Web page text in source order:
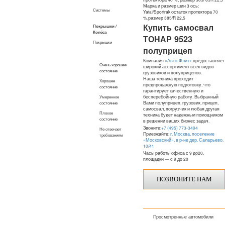
Системы
Покрышки /
Колёса
Покрышки
Очень хорошее
состояние
Хорошее
состояние
Умеренное
состояние
Плохое
состояние
Не отвечает
требованиям
Марка и размер шин 3 ось:
Yatai/Sportrakостаток протектора 70
%,размер 385/R22,5
Купить самосвал
ТОНАР 9523
полуприцеп
Компания«Авто-Флит»предоставляет
широкий ассортимент всех видов
грузовиков и полуприцепов.
Наша техника проходит
предпродажную подготовку, что
гарантирует качественную и
бесперебойную работу. Выбранный
Вами полуприцеп, грузовик, прицеп,
самосвал, погрузчик и любая другая
техника будет надежным помощником
в решении ваших бизнес задач.
Звоните:+7 (495) 773-3494
Приезжайте:г. Москва, поселение
«Московский», в р-не дер. Саларьево,
10/41
Часы работы офиса с 9 до20,
площадки — с 9 до 20
ПОЗВОНИТЕ НАМ
Просмотренные автомобили